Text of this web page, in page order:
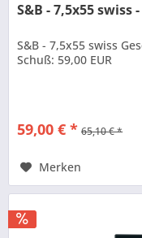
S&B - 7,5x55 swiss
S&B - 7,5x55 swiss
Schuß: 59,00 EUR
59,00 € * 65,10 € *
Merken